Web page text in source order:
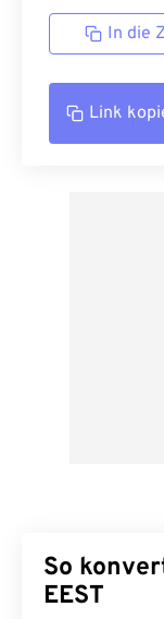
In die
Link
So
EEST